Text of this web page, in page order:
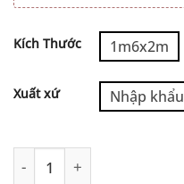
Kích Thước 1m6x2m
Xuất xứ Nhập khẩu